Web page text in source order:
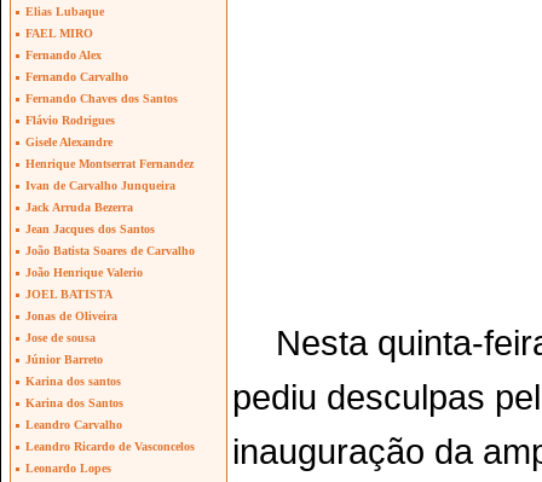
Elias Lubaque
FAEL MIRO
Fernando Alex
Fernando Carvalho
Fernando Chaves dos Santos
Flávio Rodrigues
Gisele Alexandre
Henrique Montserrat Fernandez
Ivan de Carvalho Junqueira
Jack Arruda Bezerra
Jean Jacques dos Santos
João Batista Soares de Carvalho
João Henrique Valerio
JOEL BATISTA
Jonas de Oliveira
Jose de sousa
Júnior Barreto
Karina dos santos
Karina dos Santos
Leandro Carvalho
Leandro Ricardo de Vasconcelos
Leonardo Lopes
Nesta quinta-
pediu desculpas
inauguração da